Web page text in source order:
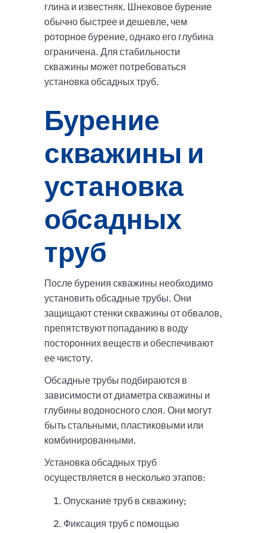
глина и известняк. Шнековое бурение
обычно быстрее и дешевле, чем
роторное бурение, однако его глубина
ограничена. Для стабильности
скважины может потребоваться
установка обсадных труб.
Бурение
скважины и
установка
обсадных
труб
После бурения скважины необходимо
установить обсадные трубы. Они
защищают стенки скважины от обвалов,
препятствуют попаданию в воду
посторонних веществ и обеспечивают
ее чистоту.
Обсадные трубы подбираются в
зависимости от диаметра скважины и
глубины водоносного слоя. Они могут
быть стальными, пластиковыми или
комбинированными.
Установка обсадных труб
осуществляется в несколько этапов:
Опускание труб в скважину;
Фиксация труб с помощью